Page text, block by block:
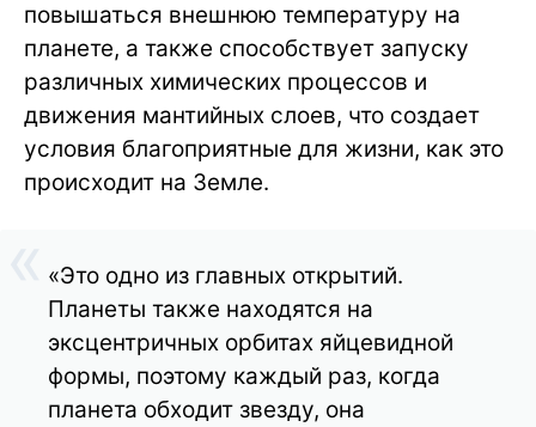
повышаться внешнюю температуру на
планете, а также способствует запуску
различных химических процессов и
движения мантийных слоев, что создает
условия благоприятные для жизни, как это
происходит на Земле.
«Это одно из главных открытий.
Планеты также находятся на
эксцентричных орбитах яйцевидной
формы, поэтому каждый раз, когда
планета обходит звезду, она